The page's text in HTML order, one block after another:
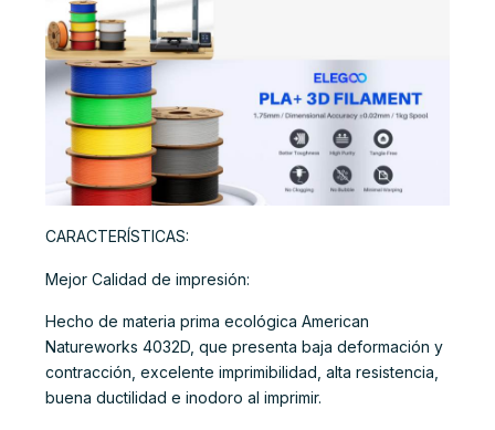
CARACTERÍSTICAS:
Mejor Calidad de impresión:
Hecho de materia prima ecológica American
Natureworks 4032D, que presenta baja deformación y
contracción, excelente imprimibilidad, alta resistencia,
buena ductilidad e inodoro al imprimir.